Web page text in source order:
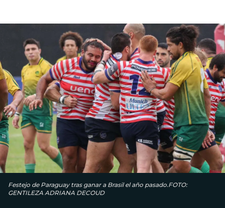
Festejo de Paraguay tras ganar a Brasil el año pasado.FOTO:
GENTILEZA ADRIANA DECOUD